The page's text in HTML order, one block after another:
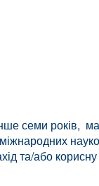
семи років,
та/або